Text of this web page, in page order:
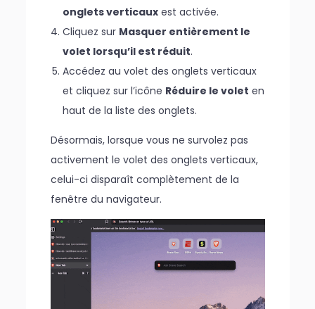
onglets verticaux est activée.
Cliquez sur Masquer entièrement le
volet lorsqu’il est réduit.
Accédez au volet des onglets verticaux
et cliquez sur l’icône Réduire le volet en
haut de la liste des onglets.
Désormais, lorsque vous ne survolez pas
activement le volet des onglets verticaux,
celui-ci disparaît complètement de la
fenêtre du navigateur.